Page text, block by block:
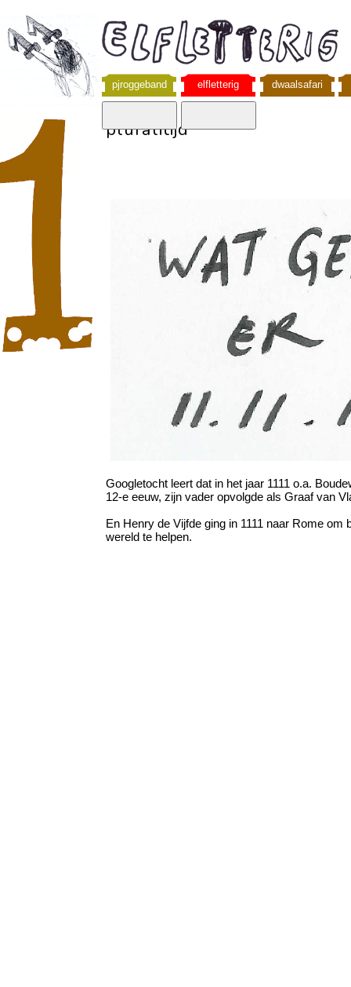
pjroggeband elfletterig dwaalsafari
pluralitijd
Googletocht leert dat in het jaar 1111 o.a.
12-e eeuw, zijn vader opvolgde als Graaf van
En Henry de Vijfde ging in 1111 naar Rome
wereld te helpen.